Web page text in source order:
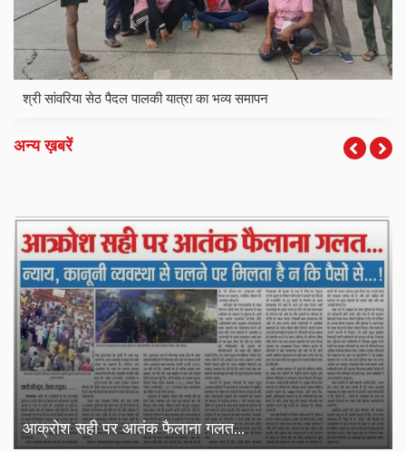
श्री सांवरिया सेठ पैदल पालकी यात्रा का भव्य समापन
अन्य ख़बरें
आक्रोश सही पर आतंक फैलाना गलत...